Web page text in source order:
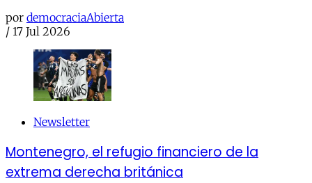
por democraciaAbierta
/ 17 Jul 2026
Newsletter
Montenegro, el refugio financiero de la
extrema derecha británica